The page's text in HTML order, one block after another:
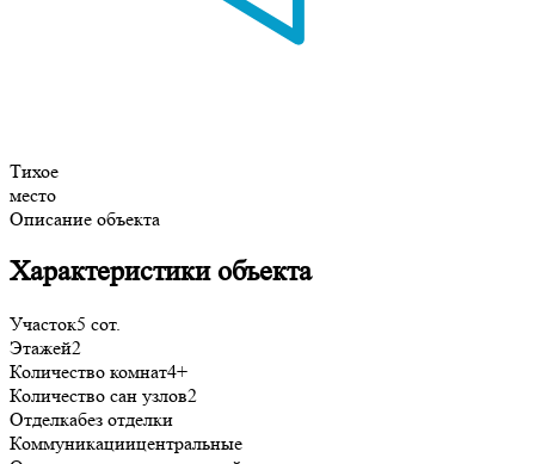
Тихое
место
Описание объекта
Характеристики объекта
Участок5 сот.
Этажей2
Количество комнат4+
Количество сан узлов2
Отделкабез отделки
Коммуникациицентральные